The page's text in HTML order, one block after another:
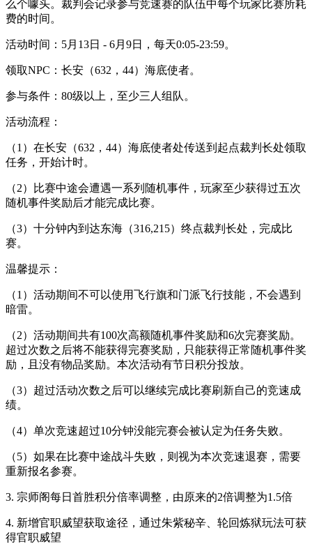
么个噱头。裁判会记录参与竞速赛的队伍中每个玩家比赛所耗
费的时间。
活动时间：5月13日 - 6月9日，每天0:05-23:59。
领取NPC：长安（632，44）海底使者。
参与条件：80级以上，至少三人组队。
活动流程：
（1）在长安（632，44）海底使者处传送到起点裁判长处领取
任务，开始计时。
（2）比赛中途会遭遇一系列随机事件，玩家至少获得过五次
随机事件奖励后才能完成比赛。
（3）十分钟内到达东海（316,215）终点裁判长处，完成比
赛。
温馨提示：
（1）活动期间不可以使用飞行旗和门派飞行技能，不会遇到
暗雷。
（2）活动期间共有100次高额随机事件奖励和6次完赛奖励。
超过次数之后将不能获得完赛奖励，只能获得正常随机事件奖
励，且没有物品奖励。本次活动有节日积分投放。
（3）超过活动次数之后可以继续完成比赛刷新自己的竞速成
绩。
（4）单次竞速超过10分钟没能完赛会被认定为任务失败。
（5）如果在比赛中途战斗失败，则视为本次竞速退赛，需要
重新报名参赛。
3. 宗师阁每日首胜积分倍率调整，由原来的2倍调整为1.5倍
4. 新增官职威望获取途径，通过朱紫秘辛、轮回炼狱玩法可获
得官职威望